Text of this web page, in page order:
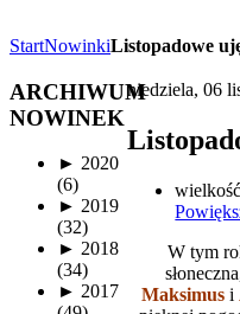
StartNowinkiListopadowe
niedziela, 06
W tym
Maksimusi
ARCHIWUM
NOWINEK
► 2020
(6)
► 2019
(32)
► 2018
(34)
► 2017